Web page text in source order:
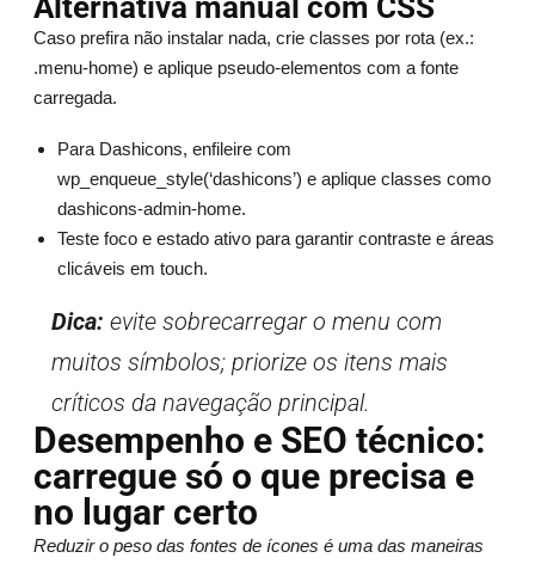
Alternativa manual com CSS
Caso prefira não instalar nada, crie classes por rota (ex.:
.menu-home) e aplique pseudo-elementos com a fonte
carregada.
Para Dashicons, enfileire com
wp_enqueue_style(‘dashicons’) e aplique classes como
dashicons-admin-home.
Teste foco e estado ativo para garantir contraste e áreas
clicáveis em touch.
Dica: evite sobrecarregar o menu com
muitos símbolos; priorize os itens mais
críticos da navegação principal.
Desempenho e SEO técnico:
carregue só o que precisa e
no lugar certo
Reduzir o peso das fontes de ícones é uma das maneiras